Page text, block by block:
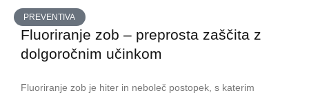
PREVENTIVA
Fluoriranje zob – preprosta zaščita z
dolgoročnim učinkom
Fluoriranje zob je hiter in neboleč postopek, s katerim